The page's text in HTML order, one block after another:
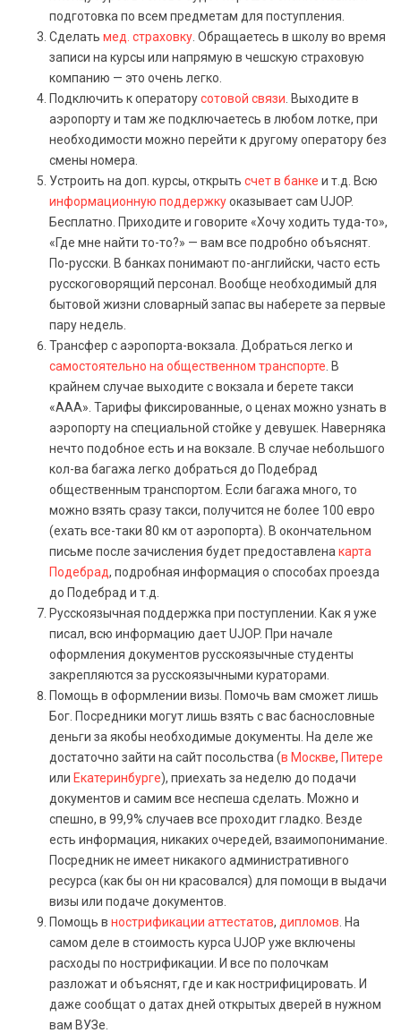
подготовка по всем предметам для поступления.
Сделать мед. страховку . Обращаетесь в школу во время
записи на курсы или напрямую в чешскую страховую
компанию — это очень легко.
Подключить к операторусотовой связи . Выходите в
аэропорту и там же подключаетесь в любом лотке, при
необходимости можно перейти к другому оператору без
смены номера.
Устроить на доп. курсы, открыть счет в банке и т.д. Всю
информационную поддержкуоказывает сам UJOP.
Бесплатно. Приходите и говорите «Хочу ходить туда-то»,
«Где мне найти то-то?» — вам все подробно объяснят.
По-русски. В банках понимают по-английски, часто есть
русскоговорящий персонал. Вообще необходимый для
бытовой жизни словарный запас вы наберете за первые
пару недель.
Трансфер с аэропорта-вокзала. Добраться легко и
самостоятельно на общественном транспорте . В
крайнем случае выходите с вокзала и берете такси
«ААА». Тарифы фиксированные, о ценах можно узнать в
аэропорту на специальной стойке у девушек. Наверняка
нечто подобное есть и на вокзале. В случае небольшого
кол-ва багажа легко добраться до Подебрад
общественным транспортом. Если багажа много, то
можно взять сразу такси, получится не более 100 евро
(ехать все-таки 80 км от аэропорта). В окончательном
письме после зачисления будет предоставлена карта
Подебрад, подробная информация о способах проезда
до Подебрад и т.д.
Русскоязычная поддержка при поступлении. Как я уже
писал, всю информацию дает UJOP. При начале
оформления документов русскоязычные студенты
закрепляются за русскоязычными кураторами.
Помощь в оформлении визы. Помочь вам сможет лишь
Бог. Посредники могут лишь взять с вас баснословные
деньги за якобы необходимые документы. На деле же
достаточно зайти на сайт посольства (в Москве, Питере
или Екатеринбурге), приехать за неделю до подачи
документов и самим все неспеша сделать. Можно и
спешно, в 99,9% случаев все проходит гладко. Везде
есть информация, никаких очередей, взаимопонимание.
Посредник не имеет никакого административного
ресурса (как бы он ни красовался) для помощи в выдачи
визы или подаче документов.
Помощь в нострификации аттестатов, дипломов . На
самом деле в стоимость курса UJOP уже включены
расходы по нострификации. И все по полочкам
разложат и объяснят, где и как нострифицировать. И
даже сообщат о датах дней открытых дверей в нужном
вам ВУЗе.